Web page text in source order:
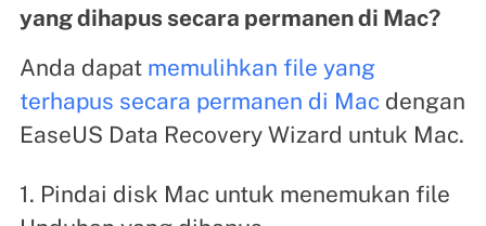
yang dihapus secara permanen di Mac?
Anda dapat memulihkan file yang
terhapus secara permanen di Macdengan
EaseUS Data Recovery Wizard untuk Mac.
1. Pindai disk Mac untuk menemukan file